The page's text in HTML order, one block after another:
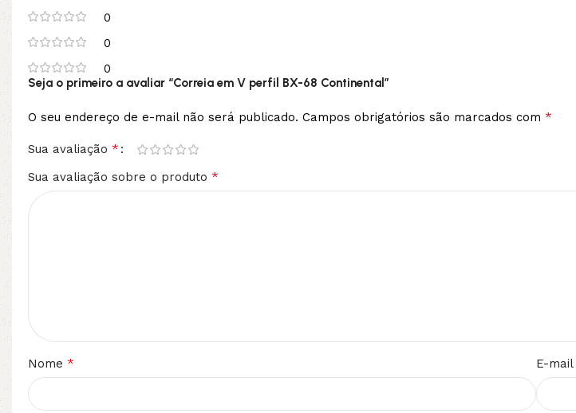
0
0
0
Seja o primeiro a avaliar “Correia em V perfil BX-68 Continental”
O seu endereço de e-mail não será publicado. Campos obrigatórios são marcados com *
Sua avaliação *
Sua avaliação sobre o produto *
Nome * E-mail